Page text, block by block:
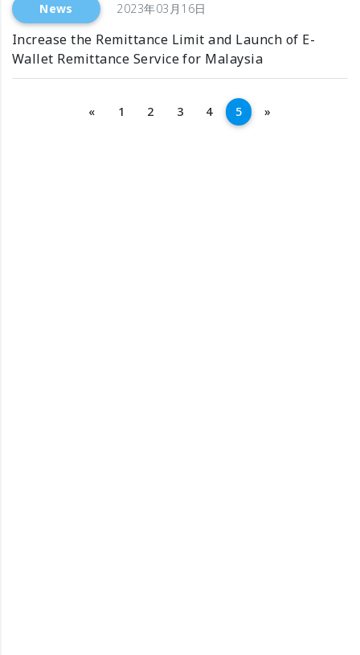
News 2023年03月16日
Increase the Remittance Limit and Launch of E-
Wallet Remittance Service for Malaysia
«Previous
1 2 3 4 5 »